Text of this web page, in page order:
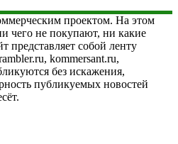
проектом. На этом
чего не покупают, ни какие
представляет собой ленту
kommersant.ru,
без искажения,
публикуемых новостей